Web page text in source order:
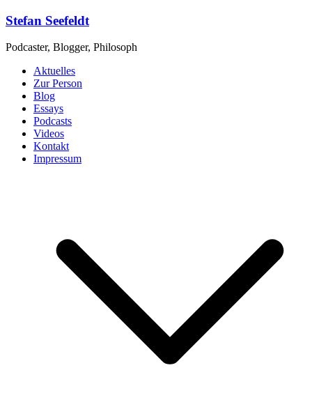
Zum
springen
Stefan Seefeldt
Podcaster, Blogger, Philosoph
Aktuelles
Zur Person
Blog
Essays
Podcasts
Videos
Kontakt
Impressum